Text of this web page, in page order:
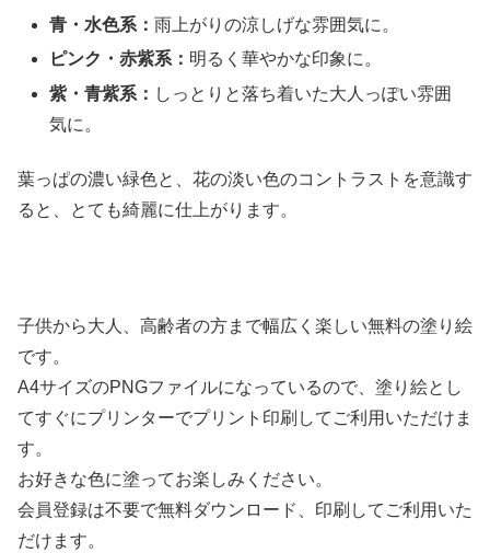
青・水色系：雨上がりの涼しげな雰囲気に。
ピンク・赤紫系： 明るく華やかな印象に。
紫・青紫系： しっとりと落ち着いた大人っぽい雰囲
気に。
葉っぱの濃い緑色と、花の淡い色のコントラストを意識す
ると、とても綺麗に仕上がります。
子供から大人、高齢者の方まで幅広く楽しい無料の塗り絵
です。
A4サイズのPNGファイルになっているので、塗り絵とし
てすぐにプリンターでプリント印刷してご利用いただけま
す。
お好きな色に塗ってお楽しみください。
会員登録は不要で無料ダウンロード、印刷してご利用いた
だけます。